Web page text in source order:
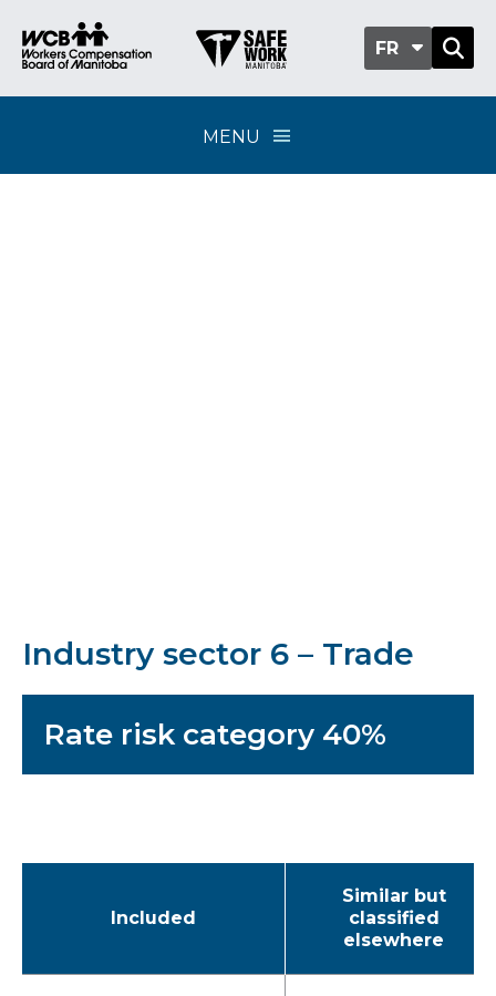
FR
MENU
Industry sector 6 – Trade
Rate risk category 40%
Included
Similar but
classified
elsewhere